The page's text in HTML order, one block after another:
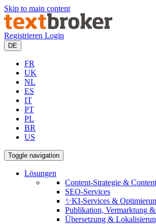
Skip to main content
Registrieren Login
DE
FR
UK
NL
ES
IT
PT
PL
BR
US
Toggle navigation
Lösungen
Content-Strategie &
SEO-Services
✨KI-Services &
Publikation, Vermarktung
Übersetzung &